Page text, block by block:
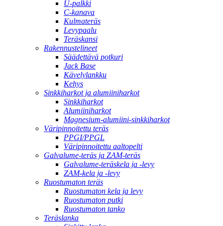
U-palkki
C-kanava
Kulmateräs
Levypaalu
Teräskansi
Rakennustelineet
Säädettävä potkuri
Jack Base
Kävelylankku
Kehys
Sinkkiharkot ja alumiiniharkot
Sinkkiharkot
Alumiiniharkot
Magnesium-alumiini-sinkkiharkot
Väripinnoitettu teräs
PPGI/PPGL
Väripinnoitettu aaltopelti
Galvalume-teräs ja ZAM-teräs
Galvalume-teräskela ja -levy
ZAM-kela ja -levy
Ruostumaton teräs
Ruostumaton kela ja levy
Ruostumaton putki
Ruostumaton tanko
Teräslanka